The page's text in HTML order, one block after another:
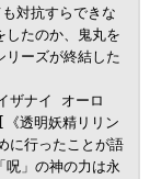
対抗すらできな
したのか、鬼丸を
リーズが終結した
ナイ オーロ
透明妖精リリン
に行ったことが語
呪」の神の力は永